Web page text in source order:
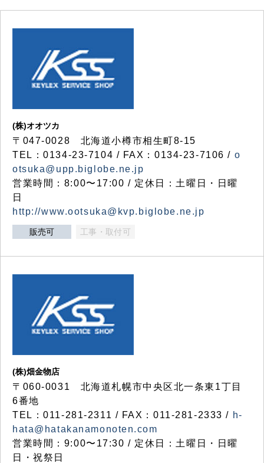
(株)オオツカ
〒047-0028 北海道小樽市相生町8-15
TEL：0134-23-7104 / FAX：0134-23-7106 / o
otsuka@upp.biglobe.ne.jp
営業時間：8:00〜17:00 / 定休日：土曜日・日曜
日
http://www.ootsuka@kvp.biglobe.ne.jp
販売可 工事・取付可
(株)畑金物店
〒060-0031 北海道札幌市中央区北一条東1丁目
6番地
TEL：011-281-2311 / FAX：011-281-2333 / h-
hata@hatakanamonoten.com
営業時間：9:00〜17:30 / 定休日：土曜日・日曜
日・祝祭日